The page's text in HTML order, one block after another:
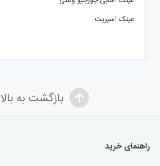
عینک اسپریت
بازگشت به بالا
راهنمای خرید